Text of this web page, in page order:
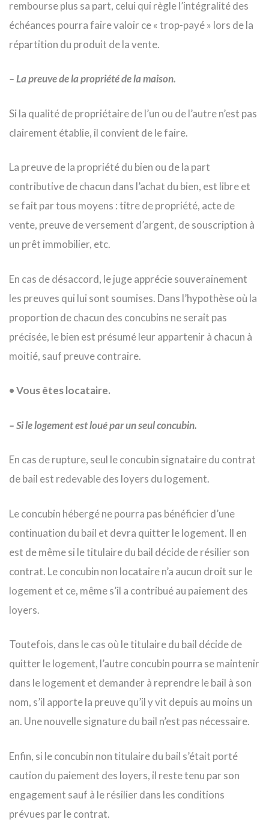
rembourse plus sa part, celui qui règle l’intégralité des
échéances pourra faire valoir ce « trop-payé » lors de la
répartition du produit de la vente.
– La preuve de la propriété de la maison.
Si la qualité de propriétaire de l’un ou de l’autre n’est pas
clairement établie, il convient de le faire.
La preuve de la propriété du bien ou de la part
contributive de chacun dans l’achat du bien, est libre et
se fait par tous moyens : titre de propriété, acte de
vente, preuve de versement d’argent, de souscription à
un prêt immobilier, etc.
En cas de désaccord, le juge apprécie souverainement
les preuves qui lui sont soumises. Dans l’hypothèse où la
proportion de chacun des concubins ne serait pas
précisée, le bien est présumé leur appartenir à chacun à
moitié, sauf preuve contraire.
• Vous êtes locataire.
– Si le logement est loué par un seul concubin.
En cas de rupture, seul le concubin signataire du contrat
de bail est redevable des loyers du logement.
Le concubin hébergé ne pourra pas bénéficier d’une
continuation du bail et devra quitter le logement. Il en
est de même si le titulaire du bail décide de résilier son
contrat. Le concubin non locataire n’a aucun droit sur le
logement et ce, même s’il a contribué au paiement des
loyers.
Toutefois, dans le cas où le titulaire du bail décide de
quitter le logement, l’autre concubin pourra se maintenir
dans le logement et demander à reprendre le bail à son
nom, s’il apporte la preuve qu’il y vit depuis au moins un
an. Une nouvelle signature du bail n’est pas nécessaire.
Enfin, si le concubin non titulaire du bail s’était porté
caution du paiement des loyers, il reste tenu par son
engagement sauf à le résilier dans les conditions
prévues par le contrat.